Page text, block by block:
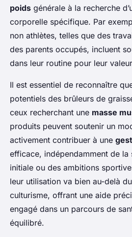
poids générale à la recherche
corporelle spécifique. Par
non athlètes, telles que des
des parents occupés, incluent
dans leur routine pour leur valeur
Il est essentiel de reconnaître
potentiels des brûleurs de
ceux recherchant une masse
produits peuvent soutenir un
activement contribuer à une
efficace, indépendamment de
initiale ou des ambitions
leur utilisation va bien au-delà
culturisme, offrant une aide
engagé dans un parcours de
équilibré.